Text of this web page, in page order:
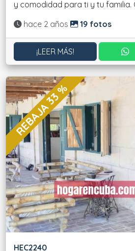
y comodidad para ti y tu familia.
Actualizado:
hace 2 años 19 fotos
¡LEER MÁS!
REBAJA 33 %
HEC2240